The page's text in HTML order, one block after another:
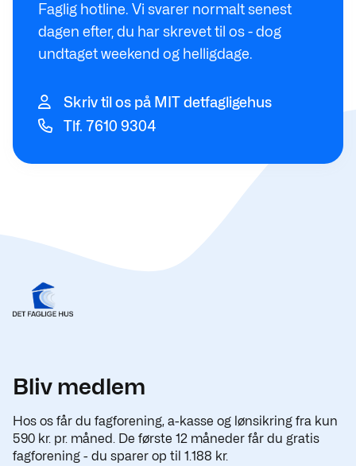
Faglig hotline. Vi svarer normalt senest
dagen efter, du har skrevet til os - dog
undtaget weekend og helligdage.
Skriv til os på MIT detfagligehus
Tlf. 7610 9304
Bliv medlem
Hos os får du fagforening, a-kasse og lønsikring fra kun
590 kr. pr. måned. De første 12 måneder får du gratis
fagforening - du sparer op til 1.188 kr.